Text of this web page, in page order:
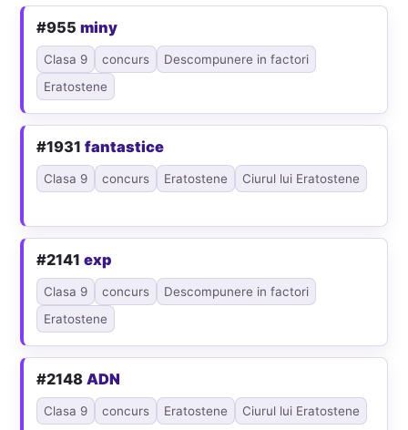
#955miny
Clasa 9 concurs
Descompunere in factori
Eratostene
#1931fantastice
Clasa 9 concurs Eratostene Ciurul lui Eratostene
#2141exp
Clasa 9 concurs
Descompunere in factori
Eratostene
#2148ADN
Clasa 9 concurs Eratostene Ciurul lui Eratostene